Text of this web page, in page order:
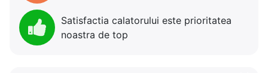
Satisfactia calatorului este prioritatea
noastra de top